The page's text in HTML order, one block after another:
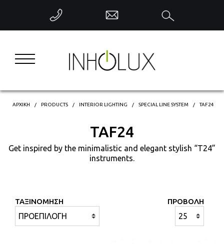
ΕΠΙΣΤΡΟΦΗ
INDUSTRIAL LIGHTING
INTELLIGENT CONTROL
ΑΡΧΙΚΗ PRODUCTS INTERIOR LIGHTING SPECIAL LINE SYSTEM TAF24
TAF24
Get inspired by the minimalistic and elegant stylish “T24”
instruments.
ΤΑΞΙΝΟΜΗΣΗ ΠΡΟΒΟΛΗ